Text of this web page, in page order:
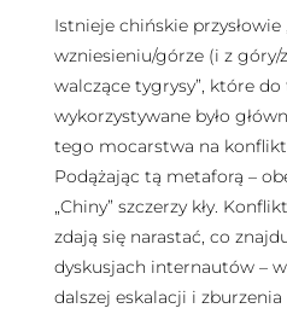
Istnieje chińskie przysłowie
wzniesieniu/górze (i z
walczące tygrysy”, które
wykorzystywane było
tego mocarstwa na konflikt
Podążając tą metaforą –
„Chiny” szczerzy kły.
zdają się narastać, co
dyskusjach internautów –
dalszej eskalacji i